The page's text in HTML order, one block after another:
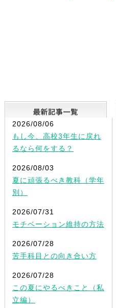
2026/08/06
もし今、高校3年生に戻れ
るなら何をする？
2026/08/03
夏に頑張るべき教科（学年
別）
2026/07/31
モチベーション維持の方法
2026/07/28
苦手科目との向き合い方
2026/07/28
この夏にやるべきこと（私
立編）